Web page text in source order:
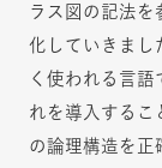
ラス図の記法を
化していきまし
く使われる言語
れを導入するこ
の論理構造を正